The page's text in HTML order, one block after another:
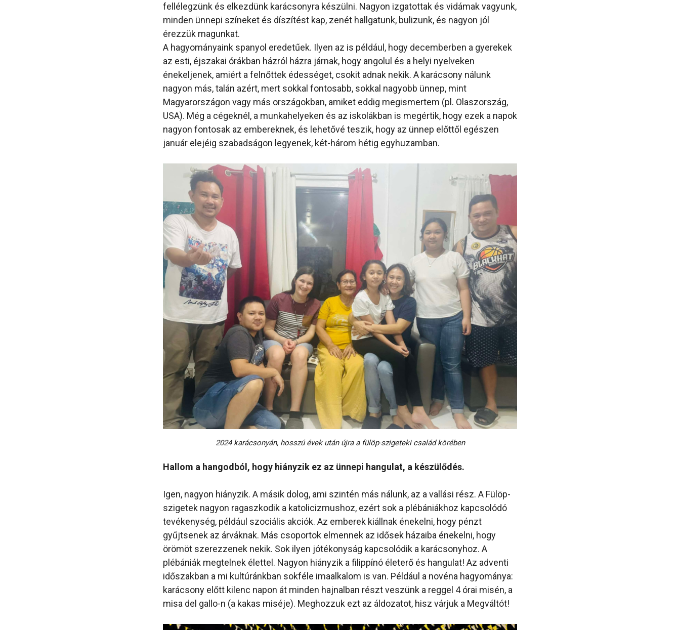
fellélegzünk és elkezdünk karácsonyra készülni. Nagyon izgatottak és vidámak vagyunk,
minden ünnepi színeket és díszítést kap, zenét hallgatunk, bulizunk, és nagyon jól
érezzük magunkat.
A hagyományaink spanyol eredetűek. Ilyen az is például, hogy decemberben a gyerekek
az esti, éjszakai órákban házról házra járnak, hogy angolul és a helyi nyelveken
énekeljenek, amiért a felnőttek édességet, csokit adnak nekik. A karácsony nálunk
nagyon más, talán azért, mert sokkal fontosabb, sokkal nagyobb ünnep, mint
Magyarországon vagy más országokban, amiket eddig megismertem (pl. Olaszország,
USA). Még a cégeknél, a munkahelyeken és az iskolákban is megértik, hogy ezek a napok
nagyon fontosak az embereknek, és lehetővé teszik, hogy az ünnep előttől egészen
január elejéig szabadságon legyenek, két-három hétig egyhuzamban.
2024 karácsonyán, hosszú évek után újra a fülöp-szigeteki család körében
Hallom a hangodból, hogy hiányzik ez az ünnepi hangulat, a készülődés.
Igen, nagyon hiányzik. A másik dolog, ami szintén más nálunk, az a vallási rész. A Fülöp-
szigetek nagyon ragaszkodik a katolicizmushoz, ezért sok a plébániákhoz kapcsolódó
tevékenység, például szociális akciók. Az emberek kiállnak énekelni, hogy pénzt
gyűjtsenek az árváknak. Más csoportok elmennek az idősek házaiba énekelni, hogy
örömöt szerezzenek nekik. Sok ilyen jótékonyság kapcsolódik a karácsonyhoz. A
plébániák megtelnek élettel. Nagyon hiányzik a filippínó életerő és hangulat! Az adventi
időszakban a mi kultúránkban sokféle imaalkalom is van. Például a novéna hagyománya:
karácsony előtt kilenc napon át minden hajnalban részt veszünk a reggel 4 órai misén, a
misa del gallo-n (a kakas miséje). Meghozzuk ezt az áldozatot, hisz várjuk a Megváltót!